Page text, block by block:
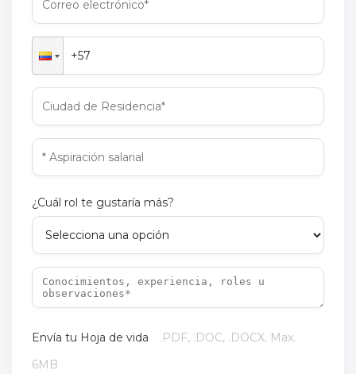
¿Cuál rol te gustaría más?
Envía tu Hoja de vida
.PDF, .DOC, .DOCX. Max.
6MB